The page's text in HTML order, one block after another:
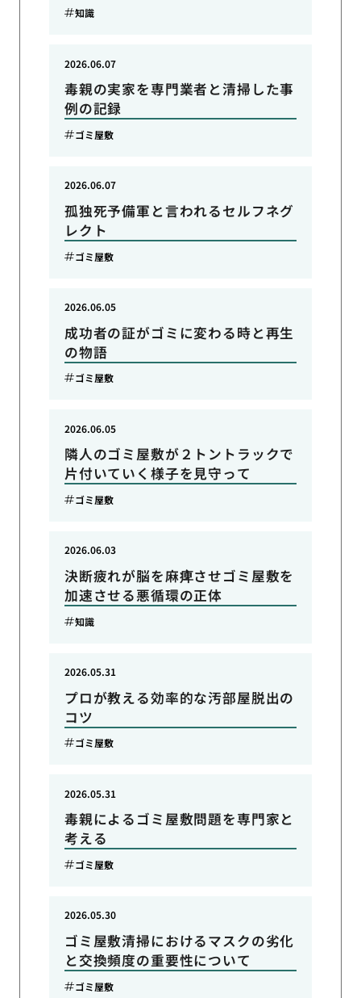
知識
毒親の実家を専門業者と清掃した事
例の記録
2026.06.07
ゴミ屋敷
孤独死予備軍と言われるセルフネグ
レクト
2026.06.07
ゴミ屋敷
成功者の証がゴミに変わる時と再生
の物語
2026.06.05
ゴミ屋敷
隣人のゴミ屋敷が２トントラックで
片付いていく様子を見守って
2026.06.05
ゴミ屋敷
決断疲れが脳を麻痺させゴミ屋敷を
加速させる悪循環の正体
2026.06.03
知識
プロが教える効率的な汚部屋脱出の
コツ
2026.05.31
ゴミ屋敷
毒親によるゴミ屋敷問題を専門家と
考える
2026.05.31
ゴミ屋敷
ゴミ屋敷清掃におけるマスクの劣化
と交換頻度の重要性について
2026.05.30
ゴミ屋敷